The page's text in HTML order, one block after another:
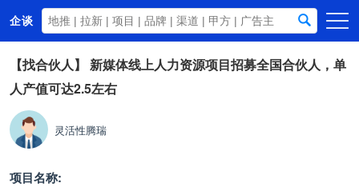
企谈
首页
商务资源
资讯动态
关于我们
【找合伙人】 新媒体线上人力资源项目招募全国合伙人，单
人产值可达2.5左右
灵活性腾瑞
项目名称: